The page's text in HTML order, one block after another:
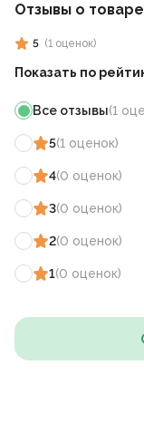
Отзывы о товаре
5 (1 оценок)
Показать по
Все отзывы(1
5(1 оценок)
4(0 оценок)
3(0 оценок)
2(0 оценок)
1(0 оценок)